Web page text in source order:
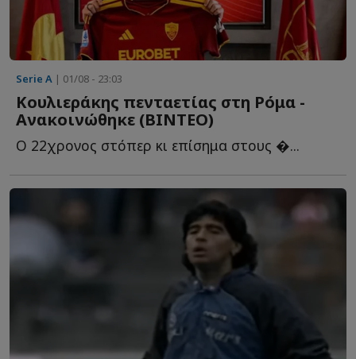
Serie A | 01/08 - 23:03
Κουλιεράκης πενταετίας στη Ρόμα -
Ανακοινώθηκε (BINTEΟ)
Ο 22χρονος στόπερ κι επίσημα στους �...